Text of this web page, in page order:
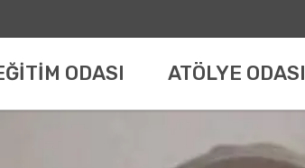
ODASI ATÖLYE ODASI